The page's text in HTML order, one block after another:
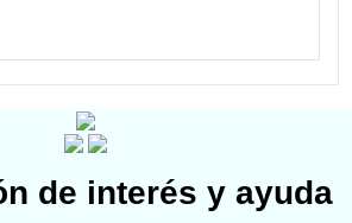
de interés y ayuda